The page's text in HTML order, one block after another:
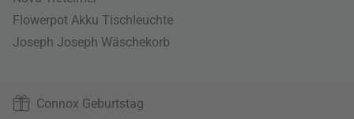
Flowerpot Akku Tischleuchte
Joseph Joseph Wäschekorb
Connox Geburtstag